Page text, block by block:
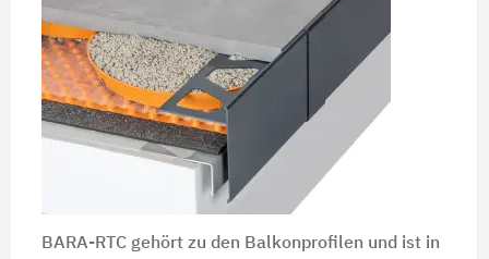
BARA-RTC gehört zu den Balkonprofilen und ist in